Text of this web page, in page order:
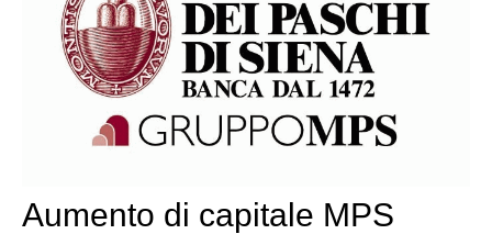
Aumento di capitale MPS